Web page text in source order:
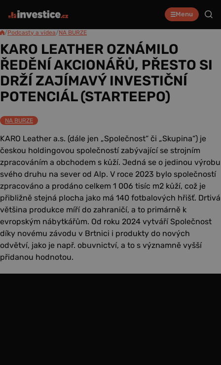
Menu
/Podcasty a videa/NA BURZE
KARO LEATHER OZNÁMILO
ŘEDĚNÍ AKCIONÁŘŮ, PŘESTO SI
DRŽÍ ZAJÍMAVÝ INVESTIČNÍ
POTENCIÁL (STARTEEPO)
NA BURZE
KARO Leather a.s. (dále jen „Společnost“ či „Skupina“) je
českou holdingovou společností zabývající se strojním
zpracováním a obchodem s kůží. Jedná se o jedinou výrobu
svého druhu na sever od Alp. V roce 2023 bylo společností
zpracováno a prodáno celkem 1 006 tisíc m2 kůží, což je
přibližně stejná plocha jako má 140 fotbalových hřišť. Drtivá
většina produkce míří do zahraničí, a to primárně k
evropským nábytkářům. Od roku 2024 vytváří Společnost
díky novému závodu v Brtnici i produkty do nových
odvětví, jako je např. obuvnictví, a to s významně vyšší
přidanou hodnotou.